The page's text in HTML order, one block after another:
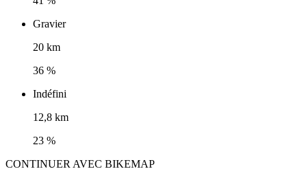
Gravier
20 km
36 %
Indéfini
12,8 km
23 %
CONTINUER AVEC BIKEMAP